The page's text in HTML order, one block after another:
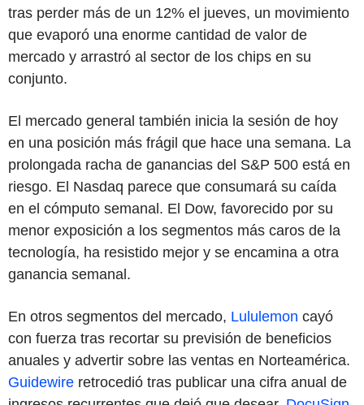
tras perder más de un 12% el jueves, un movimiento
que evaporó una enorme cantidad de valor de
mercado y arrastró al sector de los chips en su
conjunto.
El mercado general también inicia la sesión de hoy
en una posición más frágil que hace una semana. La
prolongada racha de ganancias del S&P 500 está en
riesgo. El Nasdaq parece que consumará su caída
en el cómputo semanal. El Dow, favorecido por su
menor exposición a los segmentos más caros de la
tecnología, ha resistido mejor y se encamina a otra
ganancia semanal.
En otros segmentos del mercado, Lululemon cayó
con fuerza tras recortar su previsión de beneficios
anuales y advertir sobre las ventas en Norteamérica.
Guidewire retrocedió tras publicar una cifra anual de